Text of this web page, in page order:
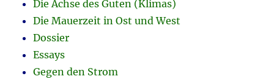
Die Achse des Guten (Klimas)
Die Mauerzeit in Ost und West
Dossier
Essays
Gegen den Strom